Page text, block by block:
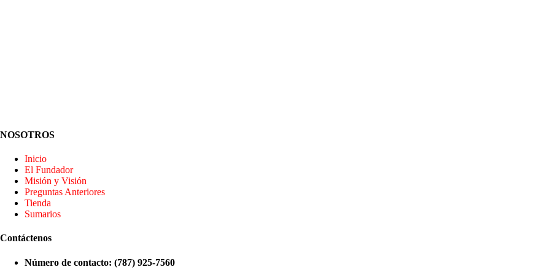
NOSOTROS
Inicio
El Fundador
Misión y Visión
Preguntas Anteriores
Tienda
Sumarios
Contáctenos
Número de contacto: (787) 925-7560